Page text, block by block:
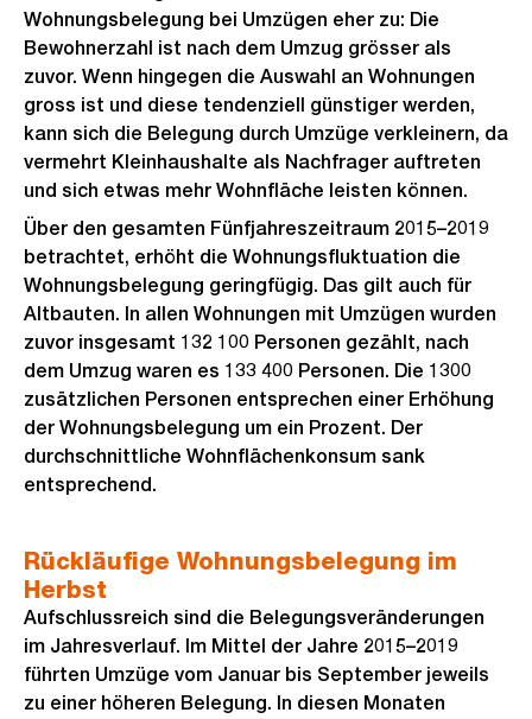
Wohnungsbelegung bei Umzügen eher zu: Die
Bewohnerzahl ist nach dem Umzug grösser als
zuvor. Wenn hingegen die Auswahl an Wohnungen
gross ist und diese tendenziell günstiger werden,
kann sich die Belegung durch Umzüge verkleinern, da
vermehrt Kleinhaushalte als Nachfrager auftreten
und sich etwas mehr Wohnfläche leisten können.
Über den gesamten Fünfjahreszeitraum 2015–2019
betrachtet, erhöht die Wohnungsfluktuation die
Wohnungsbelegung geringfügig. Das gilt auch für
Altbauten. In allen Wohnungen mit Umzügen wurden
zuvor insgesamt 132 100 Personen gezählt, nach
dem Umzug waren es 133 400 Personen. Die 1300
zusätzlichen Personen entsprechen einer Erhöhung
der Wohnungsbelegung um ein Prozent. Der
durchschnittliche Wohnflächenkonsum sank
entsprechend.
Rückläufige Wohnungsbelegung im
Herbst
Aufschlussreich sind die Belegungsveränderungen
im Jahresverlauf. Im Mittel der Jahre 2015–2019
führten Umzüge vom Januar bis September jeweils
zu einer höheren Belegung. In diesen Monaten